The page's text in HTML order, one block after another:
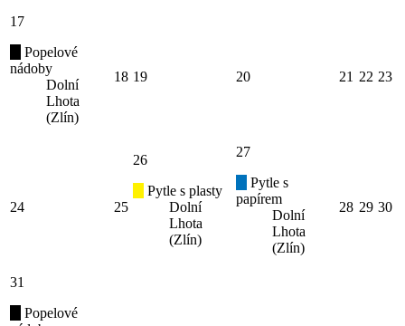
17
Popelové
nádoby
Dolní
Lhota
(Zlín)
18 19 20 21 22 23
24 25
26
Pytle s plasty
Dolní
Lhota
(Zlín)
27
Pytle s
papírem
Dolní
Lhota
(Zlín)
28 29 30
31
Popelové